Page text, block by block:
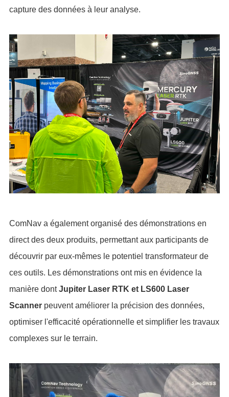
capture des données à leur analyse.
ComNav a également organisé des démonstrations en
direct des deux produits, permettant aux participants de
découvrir par eux-mêmes le potentiel transformateur de
ces outils. Les démonstrations ont mis en évidence la
manière dontJupiter Laser RTK et LS600 Laser
Scannerpeuvent améliorer la précision des données,
optimiser l'efficacité opérationnelle et simplifier les travaux
complexes sur le terrain.